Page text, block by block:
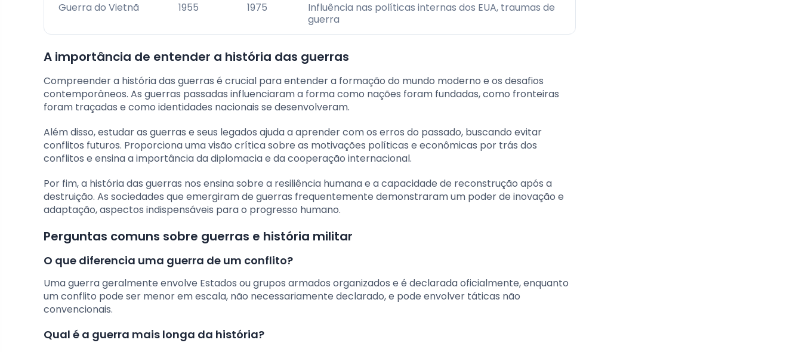
Guerra do Vietnã 1955 1975
Influência nas políticas internas dos EUA, traumas de
guerra
A importância de entender a história das guerras
Compreender a história das guerras é crucial para entender a formação do mundo moderno e os desafios
contemporâneos. As guerras passadas influenciaram a forma como nações foram fundadas, como fronteiras
foram traçadas e como identidades nacionais se desenvolveram.
Além disso, estudar as guerras e seus legados ajuda a aprender com os erros do passado, buscando evitar
conflitos futuros. Proporciona uma visão crítica sobre as motivações políticas e econômicas por trás dos
conflitos e ensina a importância da diplomacia e da cooperação internacional.
Por fim, a história das guerras nos ensina sobre a resiliência humana e a capacidade de reconstrução após a
destruição. As sociedades que emergiram de guerras frequentemente demonstraram um poder de inovação e
adaptação, aspectos indispensáveis para o progresso humano.
Perguntas comuns sobre guerras e história militar
O que diferencia uma guerra de um conflito?
Uma guerra geralmente envolve Estados ou grupos armados organizados e é declarada oficialmente, enquanto
um conflito pode ser menor em escala, não necessariamente declarado, e pode envolver táticas não
convencionais.
Qual é a guerra mais longa da história?